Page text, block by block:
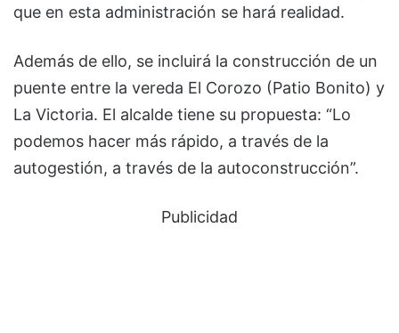
que en esta administración se hará realidad.
Además de ello, se incluirá la construcción de un
puente entre la vereda El Corozo (Patio Bonito) y
La Victoria. El alcalde tiene su propuesta: “Lo
podemos hacer más rápido, a través de la
autogestión, a través de la autoconstrucción”.
Publicidad